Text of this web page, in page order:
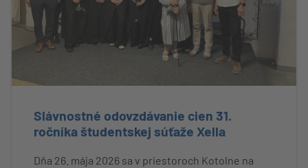
Slávnostné odovzdávanie cien 31.
ročníka študentskej súťaže Xella
Dňa 26. mája 2026 sa v priestoroch Kotolne na